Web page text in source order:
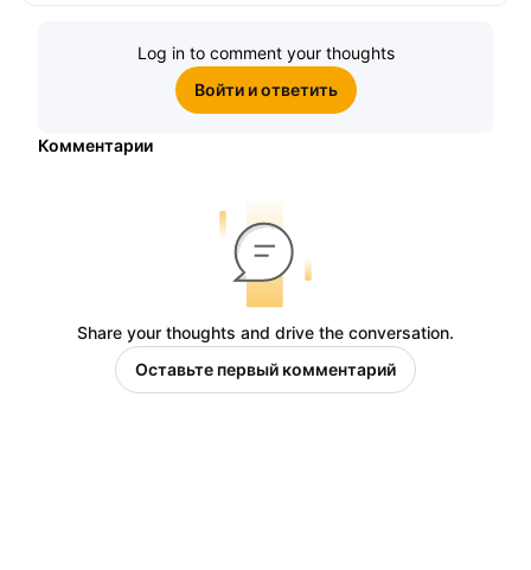
Log in to comment your thoughts
Войти и ответить
Комментарии
Share your thoughts and drive the conversation.
Оставьте первый комментарий